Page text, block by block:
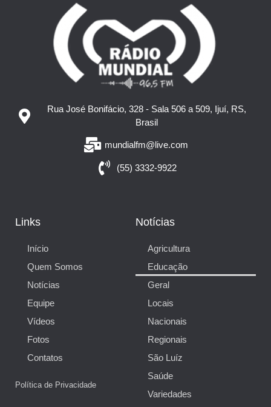
Rua José Bonifácio, 328 - Sala 506 a 509, Ijuí, RS,
Brasil
mundialfm@live.com
(55) 3332-9922
Links
Início
Quem Somos
Notícias
Equipe
Vídeos
Fotos
Contatos
Política de Privacidade
Notícias
Agricultura
Educação
Geral
Locais
Nacionais
Regionais
São Luíz
Saúde
Variedades